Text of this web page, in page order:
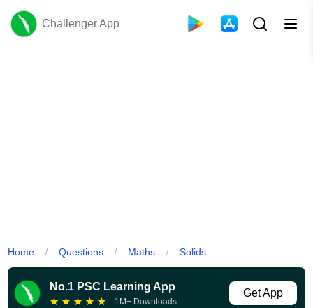
Challenger App
Home / Questions / Maths / Solids
No.1 PSC Learning App
★ ★ ★ ★ ★ 1M+ Downloads
Get App